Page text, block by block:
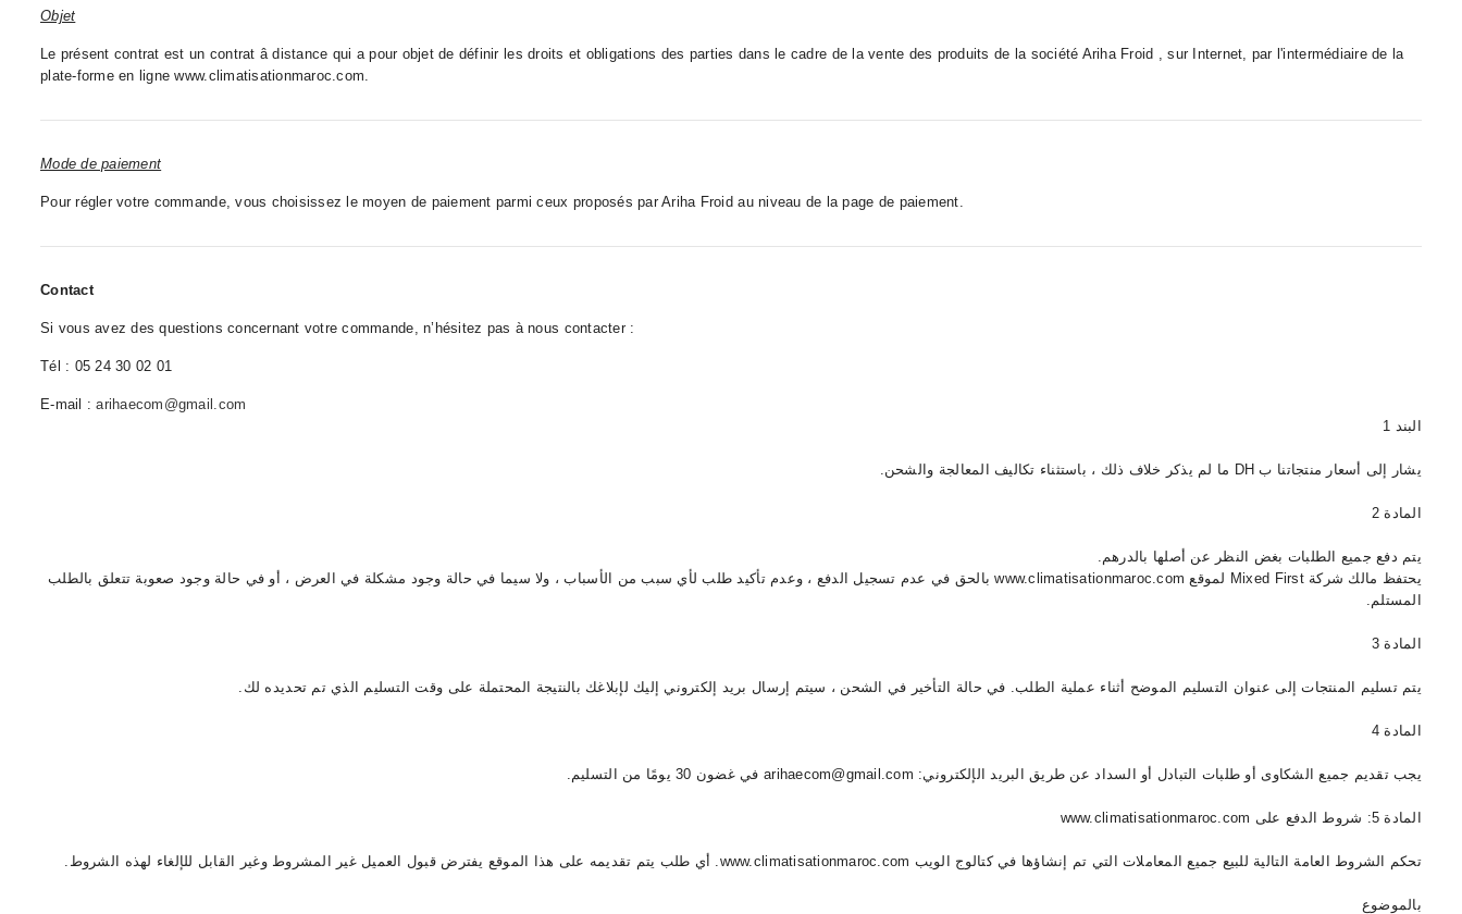
Objet
Le présent contrat est un contrat â distance qui a pour objet de définir les droits et obligations des parties dans le cadre de la vente des produits de la société Ariha Froid , sur Internet, par l'intermédiaire de la
plate-forme en ligne www.climatisationmaroc.com.
Mode de paiement
Pour régler votre commande, vous choisissez le moyen de paiement parmi ceux proposés par Ariha Froid au niveau de la page de paiement.
Contact
Si vous avez des questions concernant votre commande, n’hésitez pas à nous contacter :
Tél : 05 24 30 02 01
E-mail :arihaecom@gmail.com
البند 1
يشار إلى أسعار منتجاتنا ب DH ما لم يذكر خلاف ذلك ، باستثناء تكاليف المعالجة والشحن.
المادة 2
يتم دفع جميع الطلبات بغض النظر عن أصلها بالدرهم.
يحتفظ مالك شركة Mixed First لموقع www.climatisationmaroc.com بالحق في عدم تسجيل الدفع ، وعدم تأكيد طلب لأي سبب من الأسباب ، ولا سيما في حالة وجود مشكلة في العرض ، أو في حالة وجود صعوبة تتعلق بالطلب
المستلم.
المادة 3
يتم تسليم المنتجات إلى عنوان التسليم الموضح أثناء عملية الطلب. في حالة التأخير في الشحن ، سيتم إرسال بريد إلكتروني إليك لإبلاغك بالنتيجة المحتملة على وقت التسليم الذي تم تحديده لك.
المادة 4
يجب تقديم جميع الشكاوى أو طلبات التبادل أو السداد عن طريق البريد الإلكتروني: arihaecom@gmail.com في غضون 30 يومًا من التسليم.
المادة 5: شروط الدفع على www.climatisationmaroc.com
تحكم الشروط العامة التالية للبيع جميع المعاملات التي تم إنشاؤها في كتالوج الويب www.climatisationmaroc.com. أي طلب يتم تقديمه على هذا الموقع يفترض قبول العميل غير المشروط وغير القابل للإلغاء لهذه الشروط.
بالموضوع